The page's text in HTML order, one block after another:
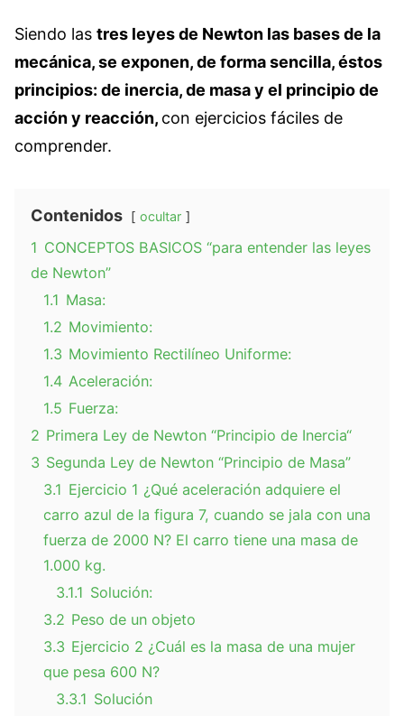
Siendo las tres leyes de Newton las bases de la
mecánica, se exponen, de forma sencilla, éstos
principios: de inercia, de masa y el principio de
acción y reacción, con ejercicios fáciles de
comprender.
Contenidos ocultar
1 CONCEPTOS BASICOS “para entender las leyes
de Newton”
1.1 Masa:
1.2 Movimiento:
1.3 Movimiento Rectilíneo Uniforme:
1.4 Aceleración:
1.5 Fuerza:
2 Primera Ley de Newton “Principio de Inercia“
3 Segunda Ley de Newton “Principio de Masa”
3.1 Ejercicio 1 ¿Qué aceleración adquiere el
carro azul de la figura 7, cuando se jala con una
fuerza de 2000 N? El carro tiene una masa de
1.000 kg.
3.1.1 Solución:
3.2 Peso de un objeto
3.3 Ejercicio 2 ¿Cuál es la masa de una mujer
que pesa 600 N?
3.3.1 Solución